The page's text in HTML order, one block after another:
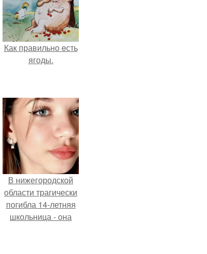
Как правильно eсть
ягоды.
В нижегородской
области трагически
погибла 14-летняя
школьница - она